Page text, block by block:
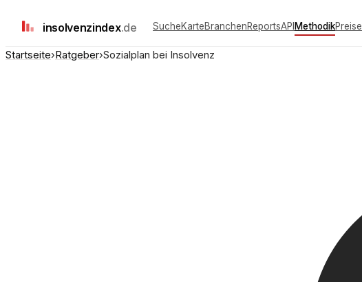
insolvenzindex.de SucheKarteBranchenReportsAPIMethodikPreise
Startseite›Ratgeber›Sozialplan bei Insolvenz